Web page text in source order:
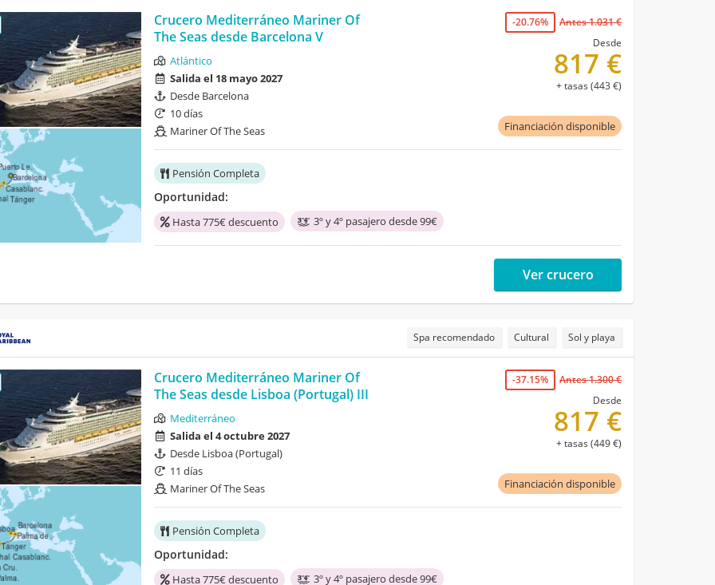
Crucero Mediterráneo Mariner Of
The Seas desde Barcelona V
Atlántico
Salida el 18 mayo 2027
Desde Barcelona
10 días
Mariner Of The Seas
Pensión Completa
Oportunidad:
Hasta 775€ descuento 3º y 4º pasajero desde 99€
Financiación disponible
-20.76%
Antes 1.031 €
Desde
817 €
+ tasas (443 €)
Ver crucero
Spa recomendado Cultural Sol y playa
Crucero Mediterráneo Mariner Of
The Seas desde Lisboa (Portugal) III
Mediterráneo
Salida el 4 octubre 2027
Desde Lisboa (Portugal)
11 días
Mariner Of The Seas
Pensión Completa
Oportunidad:
Hasta 775€ descuento 3º y 4º pasajero desde 99€
Financiación disponible
-37.15%
Antes 1.300 €
Desde
817 €
+ tasas (449 €)